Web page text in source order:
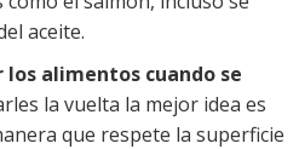
aceite.
los alimentos cuando se
la vuelta la mejor idea es
que respete la superficie